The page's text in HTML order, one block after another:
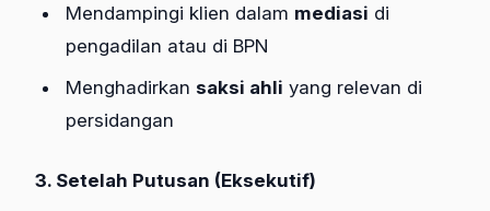
Mendampingi klien dalam mediasi di
pengadilan atau di BPN
Menghadirkan saksi ahli yang relevan di
persidangan
3. Setelah Putusan (Eksekutif)